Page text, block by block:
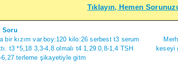
Tıklayın, Hemen
Soru
bir kızım var.boy:120 kilo:26 serbest t3 serum
t3 *5,18 3,3-4,8 olmalı t4 1,29 0,8-1,4 TSH
6,27 terleme şikayetiyle gitm
keseyi